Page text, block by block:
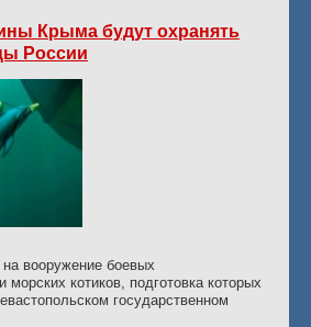
Крыма будут охранять
России
вооружение боевых
и морских котиков, подготовка которых
государственном